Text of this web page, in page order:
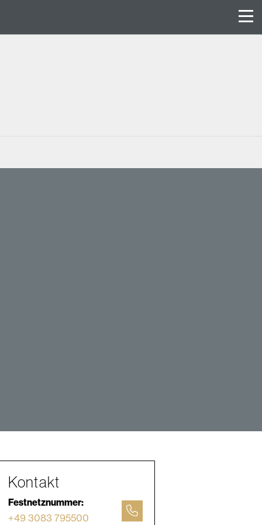
Kontakt
Festnetznummer:
+49 3083 795500